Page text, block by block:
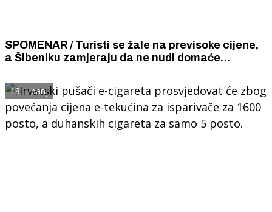
SPOMENAR / Turisti se žale na previsoke cijene,
a Šibeniku zamjeraju da ne nudi domaće
uvozna pića.
18. Lipanj